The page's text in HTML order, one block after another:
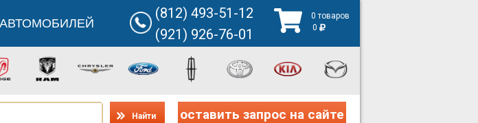
(812) 493-51-12
(921) 926-76-01
0 товаров
0
Найти оставить запрос на сайте